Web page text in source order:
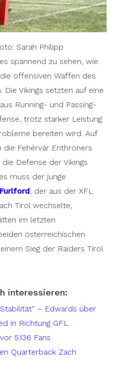
Sarah Philipp
spannend zu sehen, wie
offensiven Waffen des
Vikings setzten auf eine
Running- und Passing-
trotz starker Leistung
bereiten wird. Auf
die Fehérvár Enthroners
Defense der Vikings
muss der junge
, der aus der XFL
Tirol wechselte,
im letzten
österreichischen
Sieg der Raiders Tirol
interessieren:
– Edwards über
in Richtung GFL
5.136 Fans
Quarterback Zach